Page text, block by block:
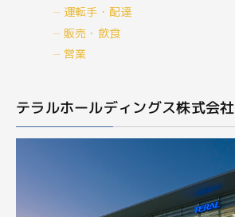
運転手・配達
販売・飲食
営業
テラルホールディングス株式会社